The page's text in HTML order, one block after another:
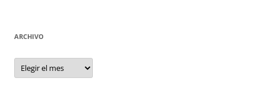
ARCHIVO
Archivo